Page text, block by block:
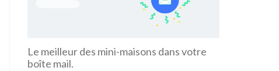
Le meilleur des mini-maisons dans votre
boîte mail.